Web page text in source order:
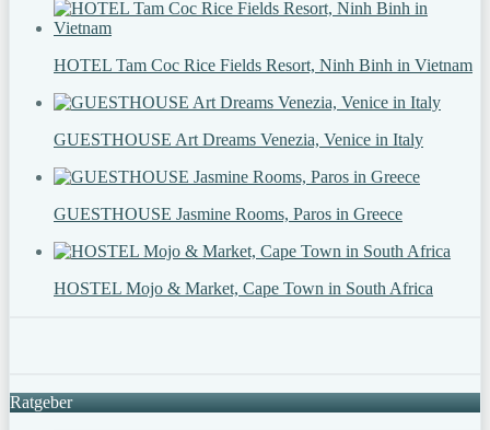
HOTEL Tam Coc Rice Fields Resort, Ninh Binh in Vietnam
GUESTHOUSE Art Dreams Venezia, Venice in Italy
GUESTHOUSE Jasmine Rooms, Paros in Greece
HOSTEL Mojo & Market, Cape Town in South Africa
Ratgeber